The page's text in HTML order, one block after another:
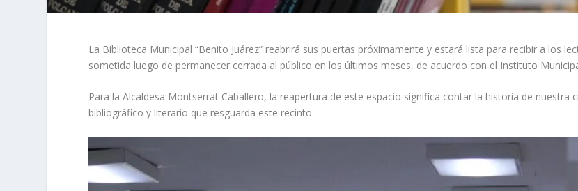
La Biblioteca Municipal “Benito Juárez” reabrirá sus puertas próximamente y estará lista para recibir a los
sometida luego de permanecer cerrada al público en los últimos meses, de acuerdo con el Instituto
Para la Alcaldesa Montserrat Caballero, la reapertura de este espacio significa contar la historia de nuestra
bibliográfico y literario que resguarda este recinto.